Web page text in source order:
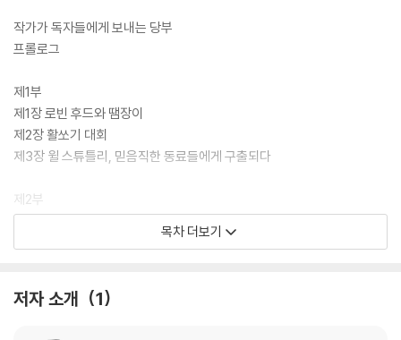
작가가 독자들에게 보내는 당부
프롤로그
제1부
제1장 로빈 후드와 땜장이
제2장 활쏘기 대회
제3장 윌 스튜틀리, 믿음직한 동료들에게 구출되다
제2부
제1장 푸줏간 주인이 된 로빈 후드
제2장 리틀 존, 노팅엄 축제에 가다
제3부
목차 더보기
저자 소개 1